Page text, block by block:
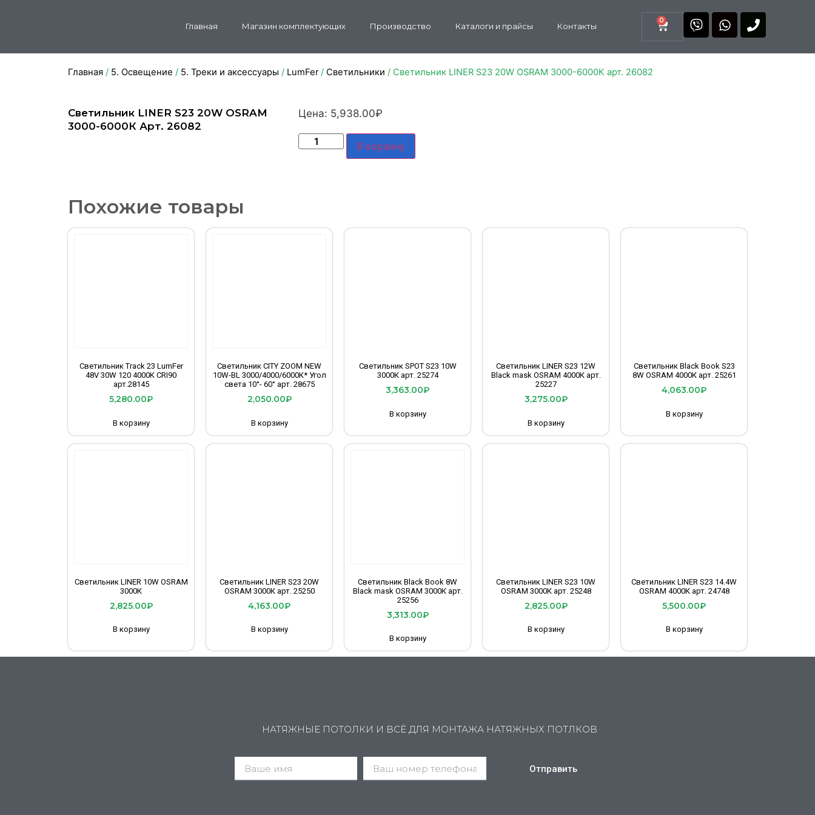
Главная Магазин комплектующих Производство Каталоги и прайсы Контакты
0
Главная / 5. Освещение / 5. Треки и аксессуары / LumFer/ Светильники / Светильник LINER S23 20W OSRAM 3000-6000К арт. 26082
Светильник LINER S23 20W OSRAM
3000-6000К Арт. 26082
Цена: 5,938.00₽
В корзину
Похожие товары
Светильник Track 23 LumFer
48V 30W 120 4000K CRI90
арт.28145
5,280.00₽
В корзину
Светильник CITY ZOOM NEW
10W-BL 3000/4000/6000К* Угол
света 10°- 60° арт. 28675
2,050.00₽
В корзину
Светильник SPOT S23 10W
3000К арт. 25274
3,363.00₽
В корзину
Светильник LINER S23 12W
Black mask OSRAM 4000К арт.
25227
3,275.00₽
В корзину
Светильник Black Book S23
8W OSRAM 4000К арт. 25261
4,063.00₽
В корзину
Светильник LINER 10W OSRAM
3000К
2,825.00₽
В корзину
Светильник LINER S23 20W
OSRAM 3000К арт. 25250
4,163.00₽
В корзину
Светильник Black Book 8W
Black mask OSRAM 3000К арт.
25256
3,313.00₽
В корзину
Светильник LINER S23 10W
OSRAM 3000К арт. 25248
2,825.00₽
В корзину
Светильник LINER S23 14.4W
OSRAM 4000К арт. 24748
5,500.00₽
В корзину
НАТЯЖНЫЕ ПОТОЛКИ И ВСЁ ДЛЯ МОНТАЖА НАТЯЖНЫХ ПОТЛКОВ
Отправить